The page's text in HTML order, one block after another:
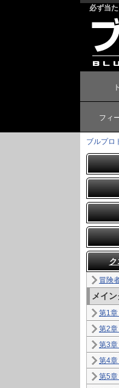
必ず当
フィ
ブルプロ
ク
冒険
メイ
第1
第2
第3
第4章
第5章